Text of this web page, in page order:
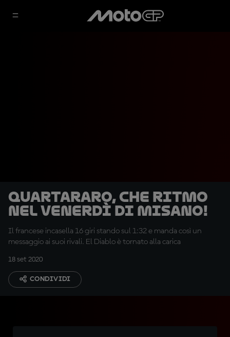
Quartararo, che ritmo
nel venerdì di Misano!
Il francese incasella 16 giri stando sul 1:32 e manda così un
messaggio ai suoi rivali. El Diablo è tornato alla carica
18 set 2020
CONDIVIDI